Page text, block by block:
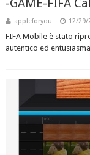
-GAME-FIFA
appleforyou 12/29/
FIFA Mobile è stato
autentico ed